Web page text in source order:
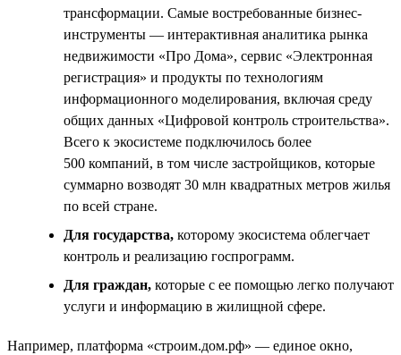
трансформации. Самые востребованные бизнес-
инструменты — интерактивная аналитика рынка
недвижимости «Про Дома», сервис «Электронная
регистрация» и продукты по технологиям
информационного моделирования, включая среду
общих данных «Цифровой контроль строительства».
Всего к экосистеме подключилось более
500 компаний, в том числе застройщиков, которые
суммарно возводят 30 млн квадратных метров жилья
по всей стране.
Для государства, которому экосистема облегчает
контроль и реализацию госпрограмм.
Для граждан, которые с ее помощью легко получают
услуги и информацию в жилищной сфере.
Например, платформа «строим.дом.рф» — единое окно,